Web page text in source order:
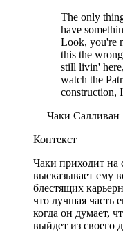
The only
have
Look, you're
this the
still livin'
watch the
construction,
— Чаки Салливан
Контекст
Чаки приходит на
высказывает ему
блестящих
что лучшая часть
когда он думает,
выйдет из своего